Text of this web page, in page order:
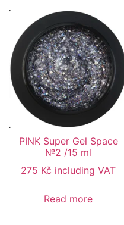
PINK Super Gel Space
№2 /15 ml
275 Kč including VAT
Read more